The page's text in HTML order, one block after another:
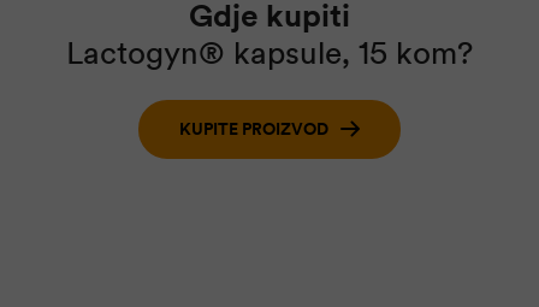
Gdje kupiti
Lactogyn® kapsule, 15 kom?
KUPITE PROIZVOD